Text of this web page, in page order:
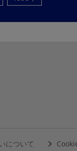
について